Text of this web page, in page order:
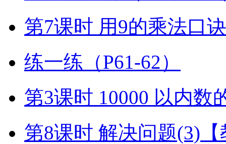
第7课时 用9的乘法口
练一练（P61-62）
第3课时 10000 以内数
第8课时 解决问题(3)